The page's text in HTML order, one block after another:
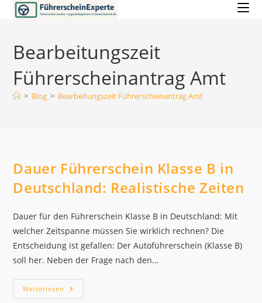
Zum
Inhalt
Bearbeitungszeit
Führerscheinantrag Amt
> Blog > Bearbeitungszeit Führerscheinantrag Amt
Dauer Führerschein Klasse B in
Deutschland: Realistische Zeiten
Dauer für den Führerschein Klasse B in Deutschland: Mit
welcher Zeitspanne müssen Sie wirklich rechnen? Die
Entscheidung ist gefallen: Der Autoführerschein (Klasse B)
soll her. Neben der Frage nach den…
Weiterlesen Dauer
Führerschein